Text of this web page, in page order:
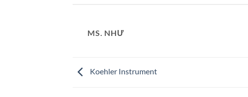
MS. NHƯ
Koehler Instrument